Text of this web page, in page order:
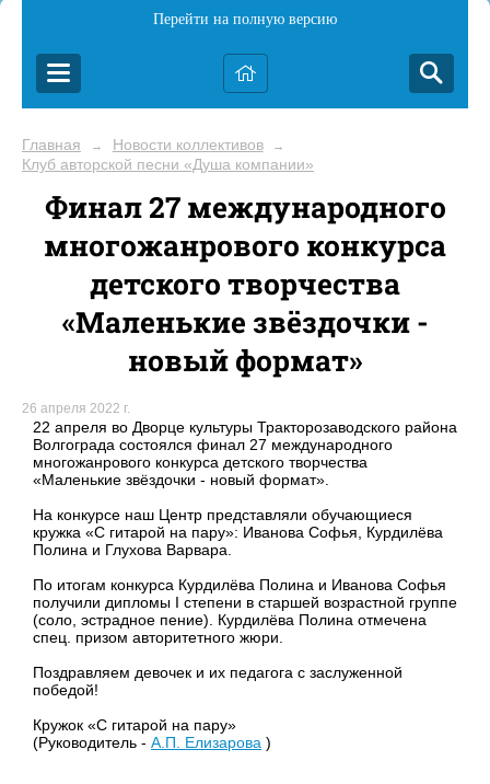
Перейти на полную версию
Главная → Новости коллективов →
Клуб авторской песни «Душа компании»
Финал 27 международного
многожанрового конкурса
детского творчества
«Маленькие звёздочки -
новый формат»
26 апреля 2022 г.
22 апреля во Дворце культуры Тракторозаводского района
Волгограда состоялся финал 27 международного
многожанрового конкурса детского творчества
«Маленькие звёздочки - новый формат».
На конкурсе наш Центр представляли обучающиеся
кружка «С гитарой на пару»: Иванова Софья, Курдилёва
Полина и Глухова Варвара.
По итогам конкурса Курдилёва Полина и Иванова Софья
получили дипломы I степени в старшей возрастной группе
(соло, эстрадное пение). Курдилёва Полина отмечена
спец. призом авторитетного жюри.
Поздравляем девочек и их педагога с заслуженной
победой!
Кружок «С гитарой на пару»
(Руководитель - А.П. Елизарова )